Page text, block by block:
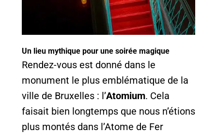
Un lieu mythique pour une soirée magique
Rendez-vous est donné dans le
monument le plus emblématique de la
ville de Bruxelles : l’Atomium. Cela
faisait bien longtemps que nous n’étions
plus montés dans l’Atome de Fer